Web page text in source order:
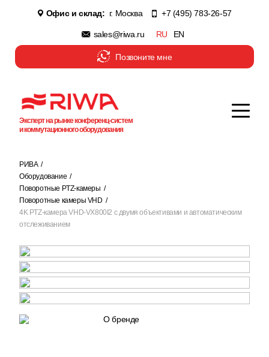
Офис и склад: г. Москва +7 (495) 783-26-57
sales@riwa.ru RU EN
Позвоните мне
Эксперт на рынке конференц-систем
и коммутационного оборудования
РИВА
Оборудование
Поворотные PTZ-камеры
Поворотные камеры VHD
4K PTZ-камера VHD-VX800I2 с двумя объективами и автоматическим
отслеживанием